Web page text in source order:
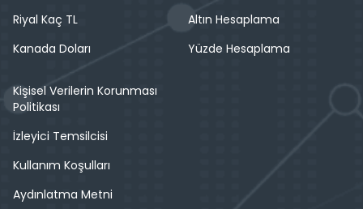
Riyal Kaç TL
Kanada Doları
Altın Hesaplama
Yüzde Hesaplama
Kişisel Verilerin Korunması
Politikası
İzleyici Temsilcisi
Kullanım Koşulları
Aydınlatma Metni